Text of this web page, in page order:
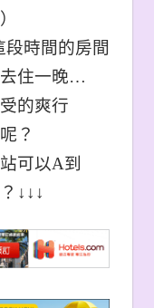
）
段時間的房間
住一晚…
的爽行
？
可以A到
↓↓↓